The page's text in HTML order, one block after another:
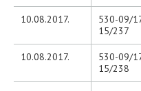
10.08.2017.
530-09/
15/237
10.08.2017.
530-09/
15/238